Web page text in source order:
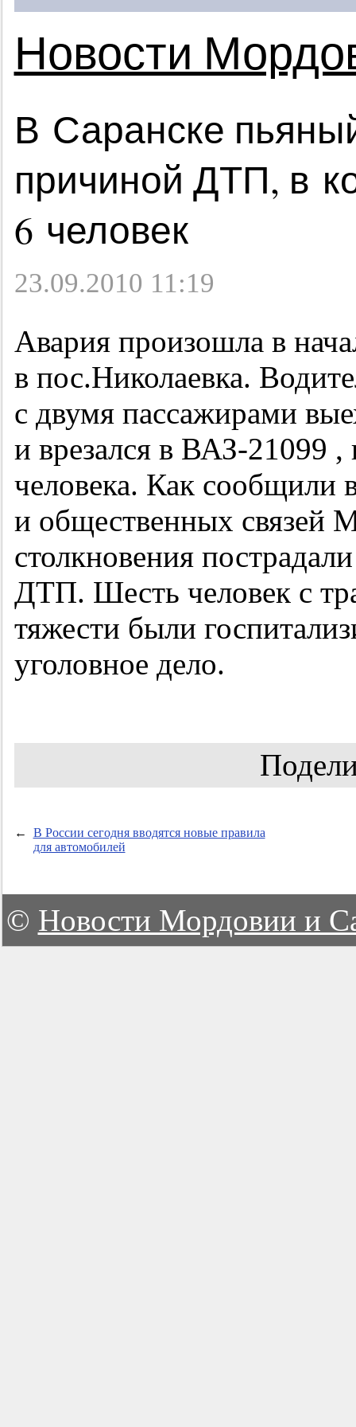
Новости
В Саранске
причиной ДТП, в
6 человек
23.09.2010 11:19
Авария произошла в
в пос.Николаевка.
с двумя пассажирами
и врезался в ВАЗ-21099 ,
человека. Как сообщили
и общественных связей
столкновения
ДТП. Шесть человек с
тяжести были
уголовное дело.
←
В России сегодня вводятся новые правила
для автомобилей
© Новости Мордовии и